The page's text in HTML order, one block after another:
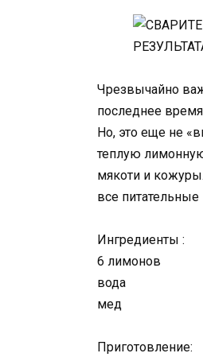
Чрезвычайно
последнее
Но, это еще не
теплую
мякоти и
все
Ингредиенты :
6 лимонов
вода
мед
Приготовление: